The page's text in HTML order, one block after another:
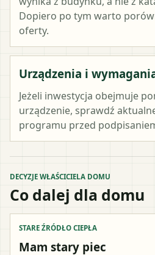
Dopiero po tym warto
oferty.
Urządzenia i
Jeżeli inwestycja obejmuje
urządzenie, sprawdź
programu przed
DECYZJE WŁAŚCICIELA DOMU
Co dalej dla domu
STARE ŹRÓDŁO CIEPŁA
Mam stary piec